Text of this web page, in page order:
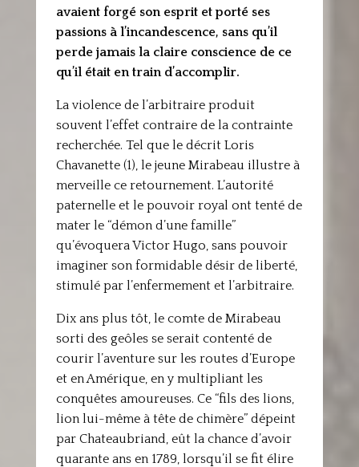
avaient forgé son esprit et porté ses
passions à l’incandescence, sans qu’il
perde jamais la claire conscience de ce
qu’il était en train d’accomplir.
La violence de l’arbitraire produit
souvent l’effet contraire de la contrainte
recherchée. Tel que le décrit Loris
Chavanette (1), le jeune Mirabeau illustre à
merveille ce retournement. L’autorité
paternelle et le pouvoir royal ont tenté de
mater le “démon d’une famille”
qu’évoquera Victor Hugo, sans pouvoir
imaginer son formidable désir de liberté,
stimulé par l’enfermement et l’arbitraire.
Dix ans plus tôt, le comte de Mirabeau
sorti des geôles se serait contenté de
courir l’aventure sur les routes d’Europe
et en Amérique, en y multipliant les
conquêtes amoureuses. Ce “fils des lions,
lion lui-même à tête de chimère” dépeint
par Chateaubriand, eût la chance d’avoir
quarante ans en 1789, lorsqu’il se fit élire